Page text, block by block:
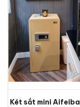
Két sắt mini